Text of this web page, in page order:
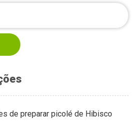
de preparar picolé de Hibisco